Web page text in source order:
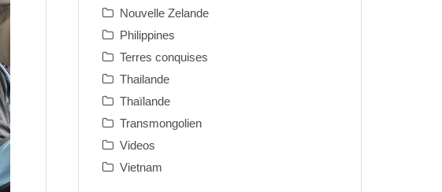
Nouvelle Zelande
Philippines
Terres conquises
Thailande
Thaïlande
Transmongolien
Videos
Vietnam